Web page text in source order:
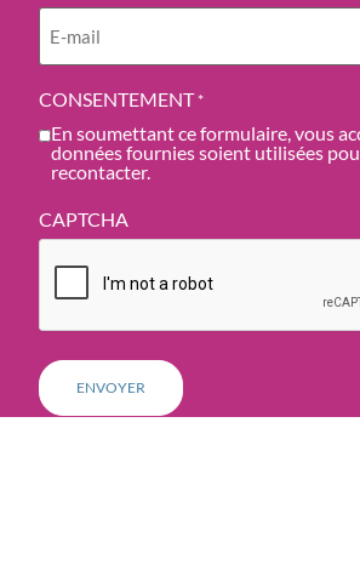
CONSENTEMENT *
En soumettant ce formulaire, vous
données fournies soient utilisées
recontacter.
CAPTCHA